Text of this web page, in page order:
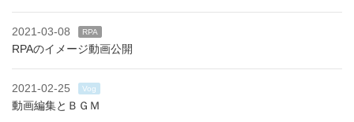
2021-03-08 RPA
RPAのイメージ動画公開
2021-02-25 Vog
動画編集とＢＧＭ